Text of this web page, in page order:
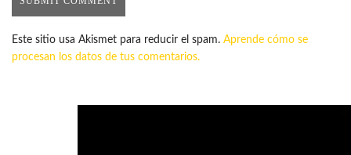
Este sitio usa Akismet para reducir el spam. Aprende cómo se
procesan los datos de tus comentarios.